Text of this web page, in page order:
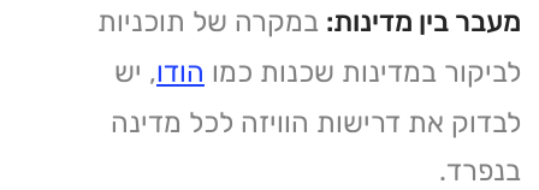
מעבר בין מדינות: במקרה של תוכניות
לביקור במדינות שכנות כמו הודו, יש
לבדוק את דרישות הוויזה לכל מדינה
בנפרד.